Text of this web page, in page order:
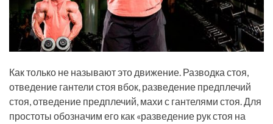
Как только не называют это движение. Разводка стоя,
отведение гантели стоя вбок, разведение предплечий
стоя, отведение предплечий, махи с гантелями стоя. Для
простоты обозначим его как «разведение рук стоя на